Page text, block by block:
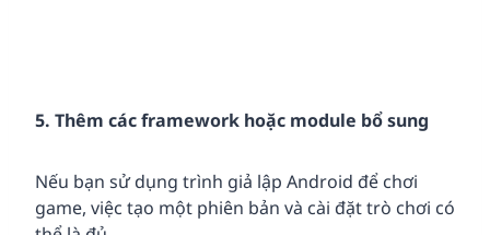
5. Thêm các framework hoặc module bổ sung
Nếu bạn sử dụng trình giả lập Android để chơi
game, việc tạo một phiên bản và cài đặt trò chơi có